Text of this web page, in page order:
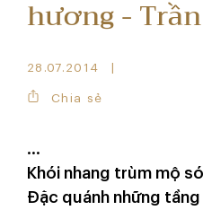
hương -
28.07.2014
Chia sẻ
...
Khói nhang trùm mộ
Đặc quánh những